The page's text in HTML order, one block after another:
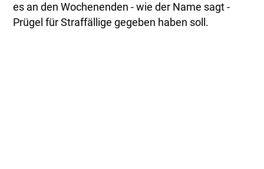
es an den Wochenenden - wie der Name sagt -
Prügel für Straffällige gegeben haben soll.